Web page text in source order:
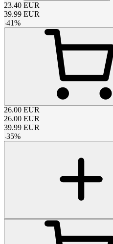
23.40 EUR
39.99 EUR
-41%
26.00 EUR
26.00 EUR
39.99 EUR
-35%